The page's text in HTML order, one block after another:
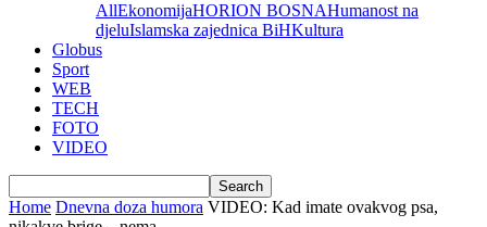
AllEkonomijaHORION BOSNAHumanost na
djeluIslamska zajednica BiHKultura
Globus
Sport
WEB
TECH
FOTO
VIDEO
Home Dnevna doza humora VIDEO: Kad imate ovakvog psa,